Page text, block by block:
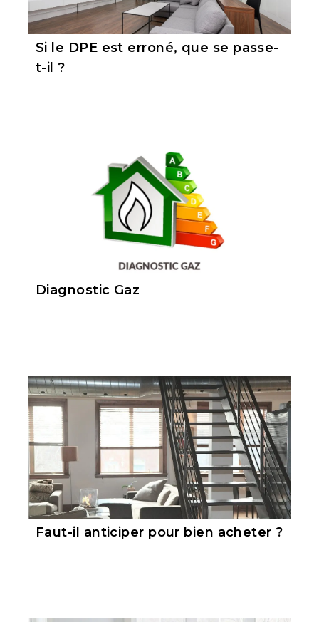
Si le DPE est erroné, que se passe-
t-il ?
Diagnostic Gaz
Faut-il anticiper pour bien acheter ?